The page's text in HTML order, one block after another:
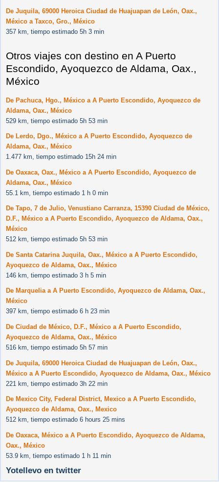
De Juquila, 69000 Heroica Ciudad de Huajuapan de León, Oax.,
México a Taxco, Gro., México
357 km, tiempo estimado 5h 3 min
Otros viajes con destino en A Puerto
Escondido, Ayoquezco de Aldama, Oax.,
México
De Pachuca, Hgo., México a A Puerto Escondido, Ayoquezco de
Aldama, Oax., México
529 km, tiempo estimado 5h 53 min
De Lerdo, Dgo., México a A Puerto Escondido, Ayoquezco de
Aldama, Oax., México
1.477 km, tiempo estimado 15h 24 min
De Oaxaca, Oax., México a A Puerto Escondido, Ayoquezco de
Aldama, Oax., México
55.1 km, tiempo estimado 1 h 0 min
De Tapo, 7 de Julio, Venustiano Carranza, 15390 Ciudad de México,
D.F., México a A Puerto Escondido, Ayoquezco de Aldama, Oax.,
México
512 km, tiempo estimado 5h 53 min
De Santa Catarina Juquila, Oax., México a A Puerto Escondido,
Ayoquezco de Aldama, Oax., México
146 km, tiempo estimado 3 h 5 min
De Marquelia a A Puerto Escondido, Ayoquezco de Aldama, Oax.,
México
397 km, tiempo estimado 6 h 23 min
De Ciudad de México, D.F., México a A Puerto Escondido,
Ayoquezco de Aldama, Oax., México
516 km, tiempo estimado 5h 57 min
De Juquila, 69000 Heroica Ciudad de Huajuapan de León, Oax.,
México a A Puerto Escondido, Ayoquezco de Aldama, Oax., México
221 km, tiempo estimado 3h 22 min
De Mexico City, Federal District, Mexico a A Puerto Escondido,
Ayoquezco de Aldama, Oax., Mexico
512 km, tiempo estimado 6 hours 25 mins
De Oaxaca, México a A Puerto Escondido, Ayoquezco de Aldama,
Oax., México
53.9 km, tiempo estimado 1 h 11 min
Yotellevo en twitter